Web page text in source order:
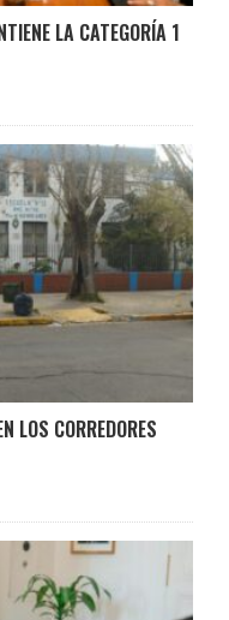
LA CATEGORÍA 1
LOS CORREDORES